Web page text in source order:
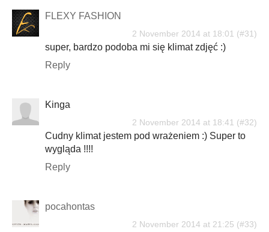
FLEXY FASHION
2 November 2014 at 18:01
super, bardzo podoba mi się klimat zdjęć :)
Reply
Kinga
2 November 2014 at 18:41
Cudny klimat jestem pod wrażeniem :) Super to
wygląda !!!!
Reply
pocahontas
2 November 2014 at 21:25